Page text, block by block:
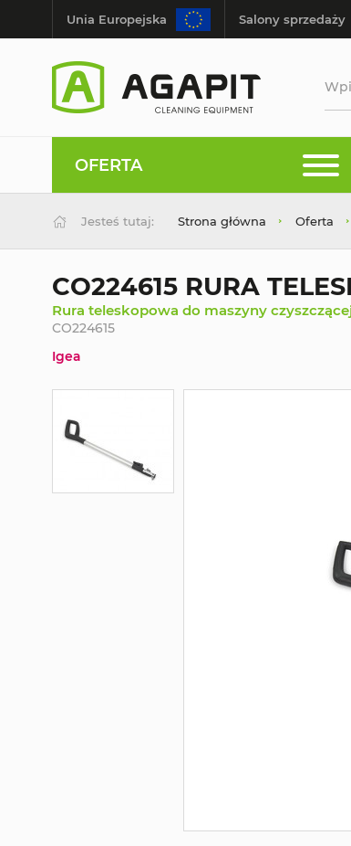
Unia Europejska Salony sprzedaży
OFERTA
Jesteś tutaj: Strona główna Oferta
CO224615 RURA
Rura teleskopowa do maszyny
CO224615
Igea